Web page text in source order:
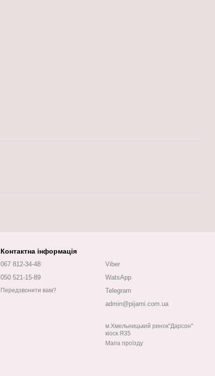
Контактна інформація
067 812-34-48
050 521-15-89
Передзвонити вам?
Viber
WatsApp
Telegram
admin@pijami.com.ua
м.Хмельницький ринок"Дарсон"
кіоск Я35
Мапа проїзду